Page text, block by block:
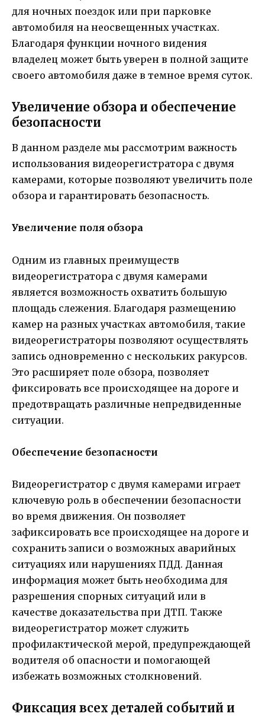
для ночных поездок или при парковке
автомобиля на неосвещенных участках.
Благодаря функции ночного видения
владелец может быть уверен в полной защите
своего автомобиля даже в темное время суток.
Увеличение обзора и обеспечение
безопасности
В данном разделе мы рассмотрим важность
использования видеорегистратора с двумя
камерами, которые позволяют увеличить поле
обзора и гарантировать безопасность.
Увеличение поля обзора
Одним из главных преимуществ
видеорегистратора с двумя камерами
является возможность охватить большую
площадь слежения. Благодаря размещению
камер на разных участках автомобиля, такие
видеорегистраторы позволяют осуществлять
запись одновременно с нескольких ракурсов.
Это расширяет поле обзора, позволяет
фиксировать все происходящее на дороге и
предотвращать различные непредвиденные
ситуации.
Обеспечение безопасности
Видеорегистратор с двумя камерами играет
ключевую роль в обеспечении безопасности
во время движения. Он позволяет
зафиксировать все происходящее на дороге и
сохранить записи о возможных аварийных
ситуациях или нарушениях ПДД. Данная
информация может быть необходима для
разрешения спорных ситуаций или в
качестве доказательства при ДТП. Также
видеорегистратор может служить
профилактической мерой, предупреждающей
водителя об опасности и помогающей
избежать возможных столкновений.
Фиксация всех деталей событий и